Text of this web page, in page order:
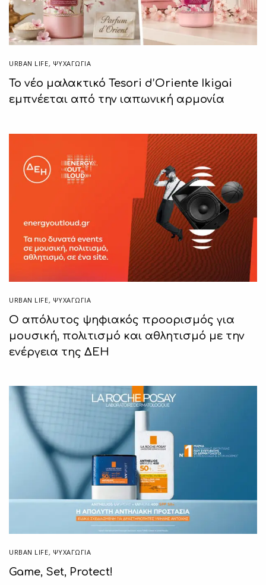
URBAN LIFE, ΨΥΧΑΓΩΓΙΑ
Το νέο μαλακτικό Tesori d’Oriente Ikigai
εμπνέεται από την ιαπωνική αρμονία
URBAN LIFE, ΨΥΧΑΓΩΓΙΑ
Ο απόλυτος ψηφιακός προορισμός για
μουσική, πολιτισμό και αθλητισμό με την
ενέργεια της ΔΕΗ
URBAN LIFE, ΨΥΧΑΓΩΓΙΑ
Game, Set, Protect!